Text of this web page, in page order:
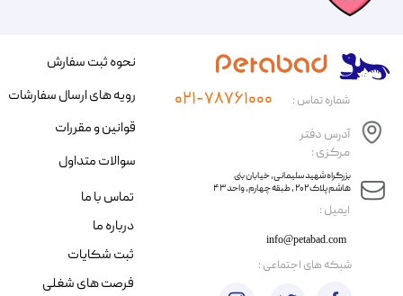
​ایمیل :
آدرس دفتر
مرکزی :
info@petabad.com
​​بزرگراه شهید سلیمانی، خیابان بنی
هاشم پلاک ۲۰۲ ، طبقه چهارم، واحد ۴۳
شماره تماس : ۰۲۱-۷۸۷۶۱۰۰۰
نحوه ثبت سفارش
رویه های ارسال سفارشات
قوانین و مقررات
سوالات متداول
تماس با ما
درباره ما
ثبت شکایات
فرصت های شغلی
​شبکه های اجتماعی :